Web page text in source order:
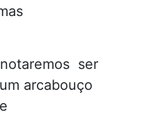
ser
arcabouço